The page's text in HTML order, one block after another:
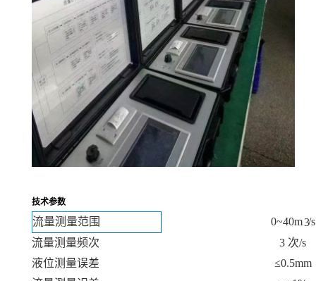
技术参数
流量测量范围 0~40m3/s
流量测量频次
3 次/s
液位测量误差
≤0.5mm